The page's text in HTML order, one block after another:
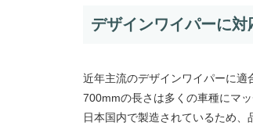
デザインワイパーに
近年主流のデザインワイパーに適
700mmの長さは多くの車種にマ
日本国内で製造されているため、